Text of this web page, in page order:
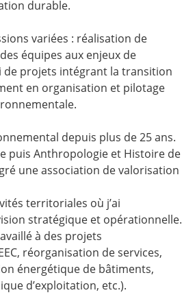
durable.
variées : réalisation de
équipes aux enjeux de
de projets intégrant la transition
en organisation et pilotage
depuis plus de 25 ans.
puis Anthropologie et Histoire de
une association de valorisation
territoriales où j’ai
stratégique et opérationnelle.
à des projets
réorganisation de services,
énergétique de bâtiments,
d’exploitation, etc.).